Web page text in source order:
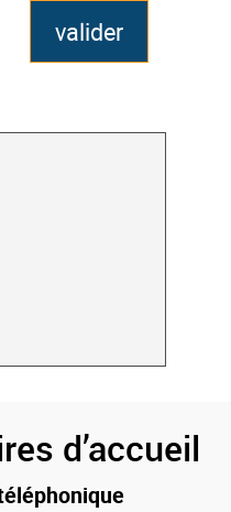
d’accueil